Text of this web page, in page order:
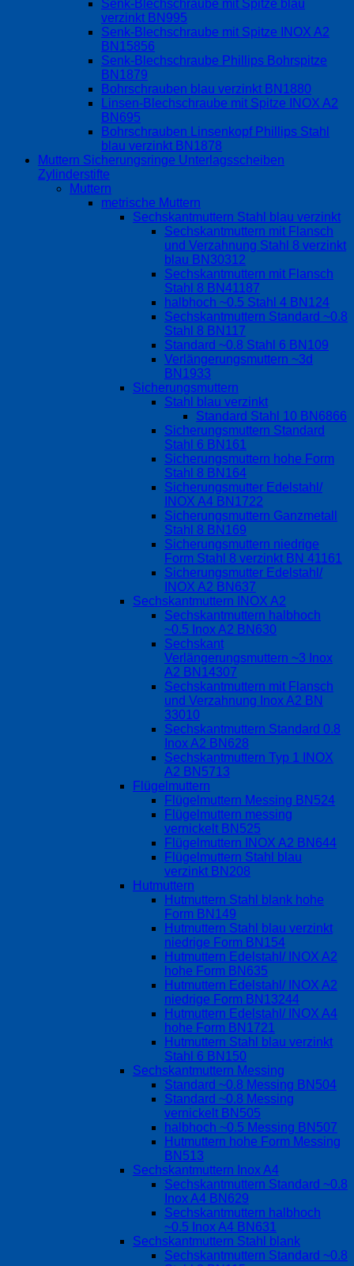
Senk-Blechschraube mit Spitze blau
verzinkt BN995
Senk-Blechschraube mit Spitze INOX A2
BN15856
Senk-Blechschraube Phillips Bohrspitze
BN1879
Bohrschrauben blau verzinkt BN1880
Linsen-Blechschraube mit Spitze INOX A2
BN695
Bohrschrauben Linsenkopf Phillips Stahl
blau verzinkt BN1878
Muttern Sicherungsringe Unterlagsscheiben
Zylinderstifte
Muttern
metrische Muttern
Sechskantmuttern Stahl blau verzinkt
Sechskantmuttern mit Flansch
und Verzahnung Stahl 8 verzinkt
blau BN30312
Sechskantmuttern mit Flansch
Stahl 8 BN41187
halbhoch ~0.5 Stahl 4 BN124
Sechskantmuttern Standard ~0.8
Stahl 8 BN117
Standard ~0.8 Stahl 6 BN109
Verlängerungsmuttern ~3d
BN1933
Sicherungsmuttern
Stahl blau verzinkt
Standard Stahl 10 BN6866
Sicherungsmuttern Standard
Stahl 6 BN161
Sicherungsmuttern hohe Form
Stahl 8 BN164
Sicherungsmutter Edelstahl/
INOX A4 BN1722
Sicherungsmuttern Ganzmetall
Stahl 8 BN169
Sicherungsmuttern niedrige
Form Stahl 8 verzinkt BN 41161
Sicherungsmutter Edelstahl/
INOX A2 BN637
Sechskantmuttern INOX A2
Sechskantmuttern halbhoch
~0.5 Inox A2 BN630
Sechskant
Verlängerungsmuttern ~3 Inox
A2 BN14307
Sechskantmuttern mit Flansch
und Verzahnung Inox A2 BN
33010
Sechskantmuttern Standard 0.8
Inox A2 BN628
Sechskantmuttern Typ 1 INOX
A2 BN5713
Flügelmuttern
Flügelmuttern Messing BN524
Flügelmuttern messing
vernickelt BN525
Flügelmuttern INOX A2 BN644
Flügelmuttern Stahl blau
verzinkt BN208
Hutmuttern
Hutmuttern Stahl blank hohe
Form BN149
Hutmuttern Stahl blau verzinkt
niedrige Form BN154
Hutmuttern Edelstahl/ INOX A2
hohe Form BN635
Hutmuttern Edelstahl/ INOX A2
niedrige Form BN13244
Hutmuttern Edelstahl/ INOX A4
hohe Form BN1721
Hutmuttern Stahl blau verzinkt
Stahl 6 BN150
Sechskantmuttern Messing
Standard ~0.8 Messing BN504
Standard ~0.8 Messing
vernickelt BN505
halbhoch ~0.5 Messing BN507
Hutmuttern hohe Form Messing
BN513
Sechskantmuttern Inox A4
Sechskantmuttern Standard ~0.8
Inox A4 BN629
Sechskantmuttern halbhoch
~0.5 Inox A4 BN631
Sechskantmuttern Stahl blank
Sechskantmuttern Standard ~0.8